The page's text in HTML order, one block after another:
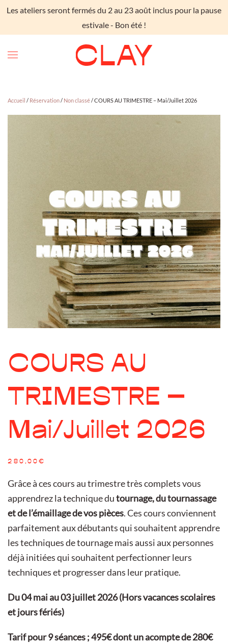
Les ateliers seront fermés du 2 au 23 août inclus pour la pause
estivale - Bon été !
Skip to main content
Accueil / Réservation/ Non classé/ COURS AU TRIMESTRE – Mai/Juillet 2026
COURS AU
TRIMESTRE –
Mai/Juillet 2026
280,00 €
Grâce à ces cours au trimestre très complets vous
apprendrez la technique dutournage, du tournassage
et de l’émaillage de vos pièces. Ces cours conviennent
parfaitement aux débutants qui souhaitent apprendre
les techniques de tournage mais aussi aux personnes
déjà initiées qui souhaitent perfectionner leurs
techniques et progresser dans leur pratique.
Du 04 mai au 03 juillet 2026 (Hors vacances scolaires
et jours fériés)
Tarif pour 9 séances ; 495€ dont un acompte de 280€